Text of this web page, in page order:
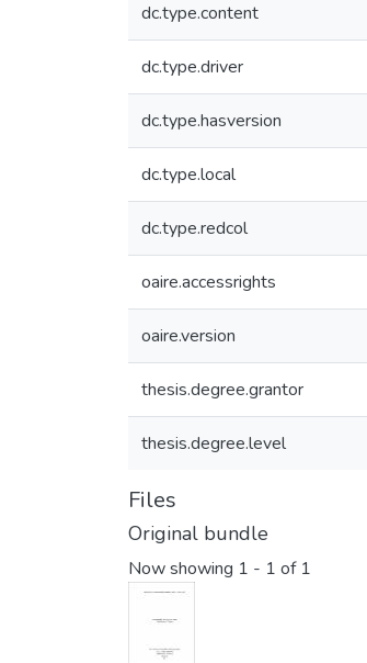
dc.type.content
dc.type.driver
dc.type.hasversion
dc.type.local
dc.type.redcol
oaire.accessrights
oaire.version
thesis.degree.grantor
thesis.degree.level
Files
Original bundle
Now showing 1 - 1 of 1